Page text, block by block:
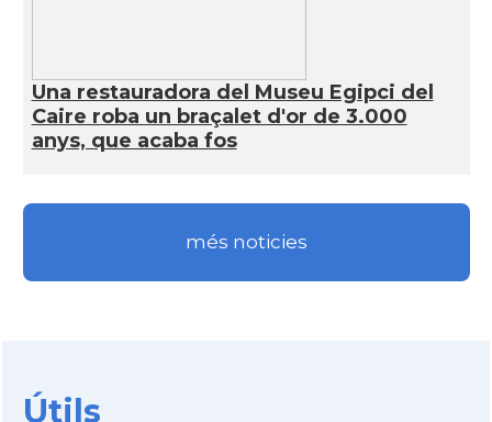
Una restauradora del Museu Egipci del
Caire roba un braçalet d'or de 3.000
anys, que acaba fos
més noticies
Útils